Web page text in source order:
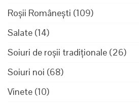
Roșii Românești (109)
Salate (14)
Soiuri de roșii tradiționale (26)
Soiuri noi (68)
Vinete (10)